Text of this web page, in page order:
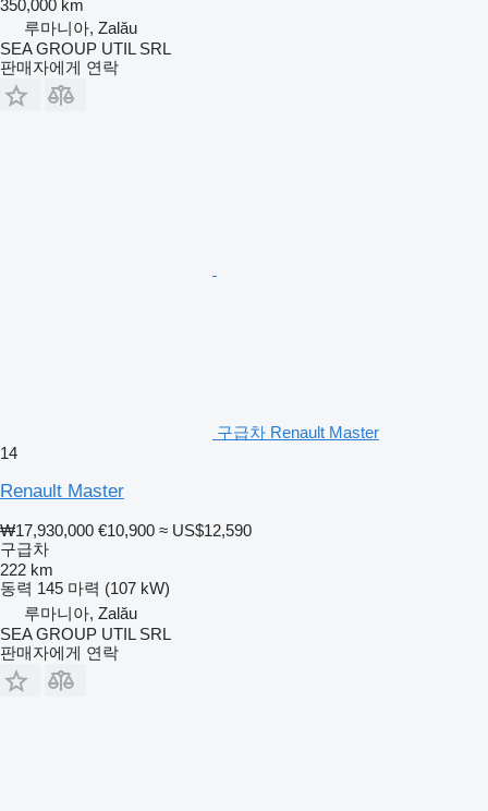
350,000 km
루마니아, Zalău
SEA GROUP UTIL SRL
판매자에게 연락
구급차 Renault Master
14
Renault Master
₩17,930,000 €10,900 ≈ US$12,590
구급차
222 km
동력 145 마력 (107 kW)
루마니아, Zalău
SEA GROUP UTIL SRL
판매자에게 연락